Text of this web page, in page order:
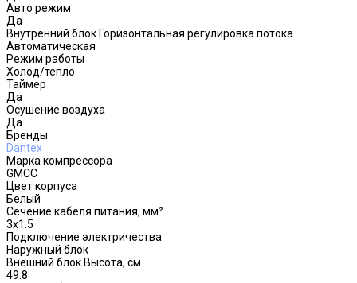
Авто режим
Да
Внутренний блок Горизонтальная регулировка потока
Автоматическая
Режим работы
Холод/тепло
Таймер
Да
Осушение воздуха
Да
Бренды
Dantex
Марка компрессора
GMCC
Цвет корпуса
Белый
Сечение кабеля питания, мм²
3x1.5
Подключение электричества
Наружный блок
Внешний блок Высота, см
49.8